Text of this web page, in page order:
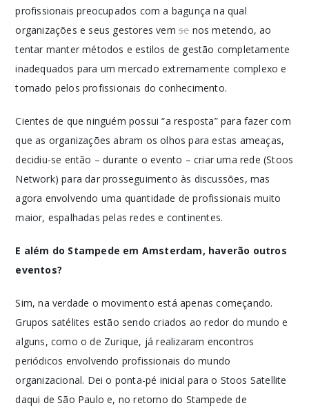
profissionais preocupados com a bagunça na qual
organizações e seus gestores vemsenos metendo, ao
tentar manter métodos e estilos de gestão completamente
inadequados para um mercado extremamente complexo e
tomado pelos profissionais do conhecimento.
Cientes de que ninguém possui “a resposta” para fazer com
que as organizações abram os olhos para estas ameaças,
decidiu-se então – durante o evento – criar uma rede (Stoos
Network) para dar prosseguimento às discussões, mas
agora envolvendo uma quantidade de profissionais muito
maior, espalhadas pelas redes e continentes.
E além do Stampede em Amsterdam, haverão outros
eventos?
Sim, na verdade o movimento está apenas começando.
Grupos satélites estão sendo criados ao redor do mundo e
alguns, como o de Zurique, já realizaram encontros
periódicos envolvendo profissionais do mundo
organizacional. Dei o ponta-pé inicial para o Stoos Satellite
daqui de São Paulo e, no retorno do Stampede de